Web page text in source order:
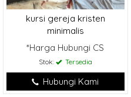
kursi gereja kristen
minimalis
*Harga Hubungi CS
Stok: Tersedia
Hubungi Kami
terimakasih bapak Siroju munir
relief perjamuan kudus sudah tiba
dijakarta dalam keadaan bagus
dan ukirannya bagus sekali
RATING5/5